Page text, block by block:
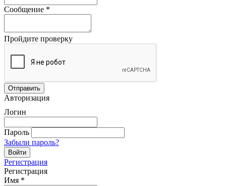
Сообщение *
Пройдите проверку
Авторизация
Логин
Пароль
Забыли пароль?
Регистрация
Регистрация
Имя *